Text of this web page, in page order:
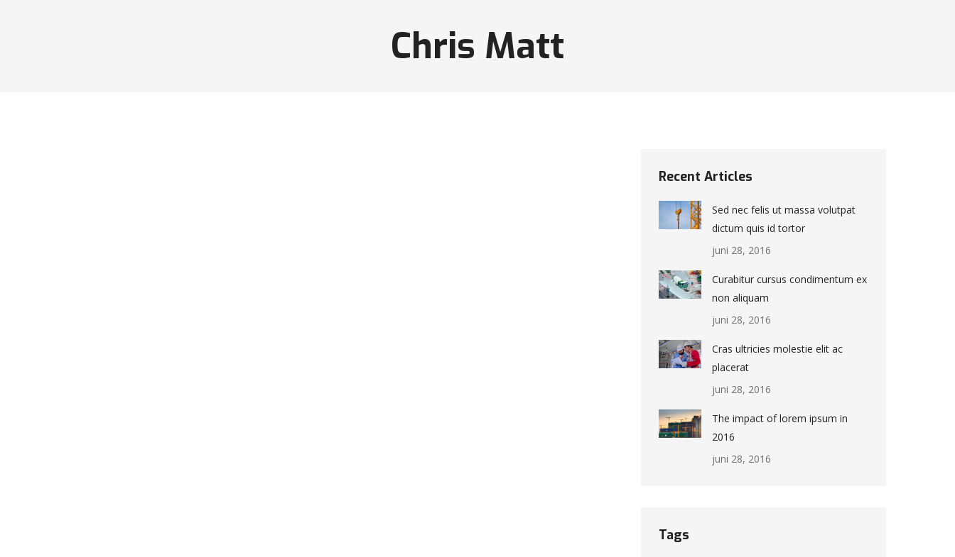
Chris Matt
Recent Articles
Sed nec felis ut massa volutpat
dictum quis id tortor
juni 28, 2016
Curabitur cursus condimentum ex
non aliquam
juni 28, 2016
Cras ultricies molestie elit ac
placerat
juni 28, 2016
The impact of lorem ipsum in
2016
juni 28, 2016
Tags